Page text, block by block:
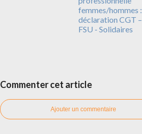
femmes/hommes :
déclaration CGT –
FSU - Solidaires
Commenter cet article
Ajouter un commentaire